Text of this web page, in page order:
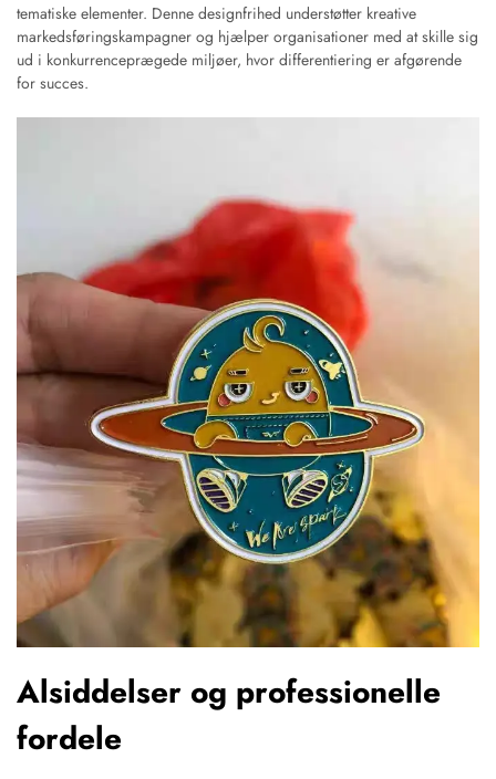
tematiske elementer. Denne designfrihed understøtter kreative
markedsføringskampagner og hjælper organisationer med at skille sig
ud i konkurrenceprægede miljøer, hvor differentiering er afgørende
for succes.
Alsiddelser og professionelle
fordele